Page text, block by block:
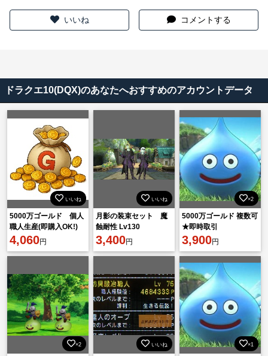
いいね コメントする
ドラクエ10(DQX)のあなたへおすすめのアカウントデータ
いいね
5000万ゴールド 個人
職人生産(即購入OK!)
4,060円
いいね
月影の装束セット 魔
蝕耐性 Lv130
3,400円
×2
5000万ゴールド 複数可
★即時取引
3,900円
×2 いいね ×1